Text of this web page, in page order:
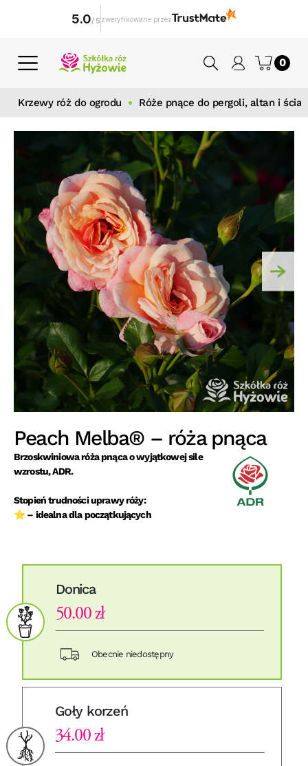
0
Krzewy róż do ogrodu Róże pnące do pergoli, altan i ścian
Peach Melba® – róża pnąca
Brzoskwiniowa róża pnąca o wyjątkowej sile
wzrostu, ADR.
Stopień trudności uprawy róży:
⭐ – idealna dla początkujących
Donica
50.00 zł
Obecnie niedostępny
Goły korzeń
34.00 zł
5.0/ 5 zweryfikowane przez